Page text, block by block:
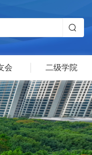
会 二级学院